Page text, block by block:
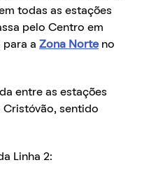
todas as estações
pelo Centro em
para a Zona Norte no
entre as estações
Cristóvão, sentido
Linha 2: